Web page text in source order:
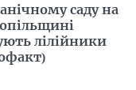
саду на
лілійники